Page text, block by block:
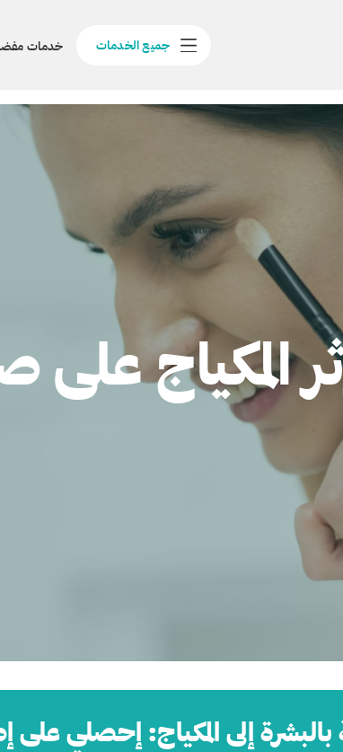
جميع الخدمات خدمات
المكياج
بالبشرة إلى المكياج: إحصلي على